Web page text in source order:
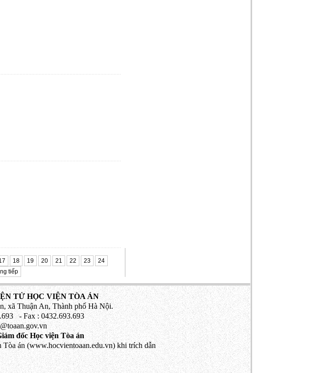
18 19 20 21 22 23
24
tiếp
TỬ HỌC VIỆN TÒA ÁN
xã Thuận An, Thành phố Hà Nội.
- Fax : 0432.693.693
đốc Học viện Tòa án
án (www.hocvientoaan.edu.vn) khi trích dẫn